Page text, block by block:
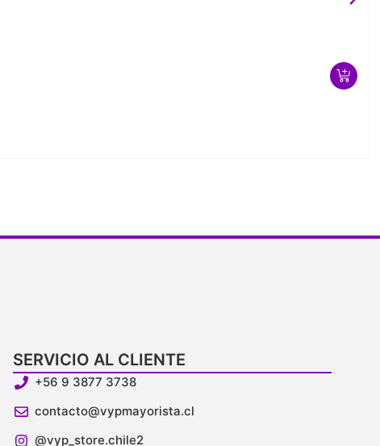
SERVICIO AL CLIENTE
+56 9 3877 3738
contacto@vypmayorista.cl
@vyp_store.chile2